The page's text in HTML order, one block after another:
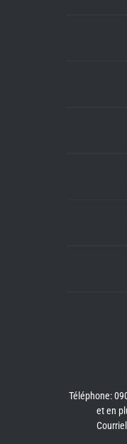
Téléphone:
et en